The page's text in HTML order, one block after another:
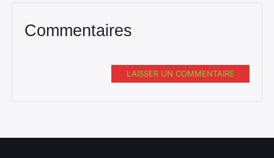
Commentaires
LAISSER UN COMMENTAIRE
: